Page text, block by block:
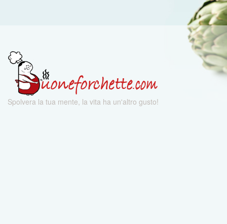
Spolvera la tua mente, la vita ha un'altro gusto!